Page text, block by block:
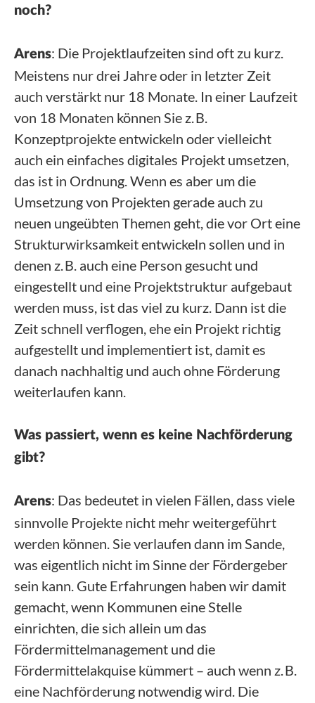
noch?
Arens: Die Projektlaufzeiten sind oft zu kurz.
Meistens nur drei Jahre oder in letzter Zeit
auch verstärkt nur 18 Monate. In einer Laufzeit
von 18 Monaten können Sie z. B.
Konzeptprojekte entwickeln oder vielleicht
auch ein einfaches digitales Projekt umsetzen,
das ist in Ordnung. Wenn es aber um die
Umsetzung von Projekten gerade auch zu
neuen ungeübten Themen geht, die vor Ort eine
Strukturwirksamkeit entwickeln sollen und in
denen z. B. auch eine Person gesucht und
eingestellt und eine Projektstruktur aufgebaut
werden muss, ist das viel zu kurz. Dann ist die
Zeit schnell verflogen, ehe ein Projekt richtig
aufgestellt und implementiert ist, damit es
danach nachhaltig und auch ohne Förderung
weiterlaufen kann.
Was passiert, wenn es keine Nachförderung
gibt?
Arens: Das bedeutet in vielen Fällen, dass viele
sinnvolle Projekte nicht mehr weitergeführt
werden können. Sie verlaufen dann im Sande,
was eigentlich nicht im Sinne der Fördergeber
sein kann. Gute Erfahrungen haben wir damit
gemacht, wenn Kommunen eine Stelle
einrichten, die sich allein um das
Fördermittelmanagement und die
Fördermittelakquise kümmert – auch wenn z. B.
eine Nachförderung notwendig wird. Die